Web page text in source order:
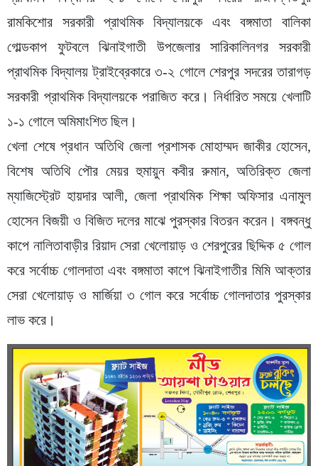
রামকিশোর সরকারী প্রাথমিক বিদ্যালয়কে এবং বঙ্গমাতা বালিকা
গোল্ডকাপ ফুটবলে ঝিনাইগাতী উপজেলার সারিকালিনগর সরকারী
প্রাথমিক বিদ্যালয় ট্রাইব্রেকারে ৩-২ গোলে শেরপুর সদরের তারাগড়
সরকারী প্রাথমিক বিদ্যালয়কে পরাজিত করে। নির্ধারিত সময়ে খেলাটি
১-১ গোলে অমিমাংশিত ছিল।
খেলা শেষে প্রধান অতিথি জেলা প্রশাসক মোহাম্মদ জাকীর হোসেন,
বিশেষ অতিথি পৌর মেয়র হুমায়ুন কবীর রুমান, অতিরিক্ত জেলা
ম্যাজিস্ট্রেট হায়দার আলী, জেলা প্রাথমিক শিক্ষা অফিসার এনামুল
হোসেন বিজয়ী ও বিজিত দলের মাঝে পুরস্কার বিতরন করেন। বঙ্গবন্ধু
কাপে নালিতাবাড়ীর রিয়াদ সেরা খেলোয়াড় ও শেরপুরের ছিদ্দিক ৫ গোল
করে সর্বোচ্চ গোলদাতা এবং বঙ্গমাতা কাপে ঝিনাইগাতীর মিমি আক্তার
সেরা খেলোয়াড় ও মার্জিয়া ৩ গোল করে সর্বোচ্চ গোলদাতার পুরস্কার
লাভ করে।